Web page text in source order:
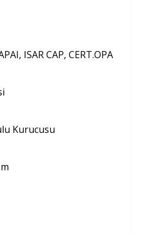
ISAR CAP, CERT.OPA
Kurucusu